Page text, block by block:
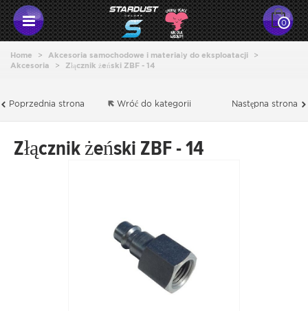
0
Home > Akcesoria samochodowe i materiały do eksploatacji
>
Akcesoria
> Złącznik żeński ZBF - 14
Poprzednia strona Następna strona
Wróć do kategorii
Złącznik żeński ZBF - 14